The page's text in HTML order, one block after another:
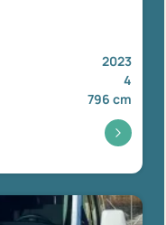
2023
4
796 cm